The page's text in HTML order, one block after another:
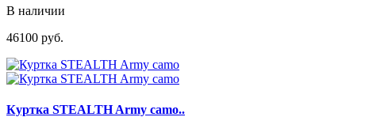
В наличии
46100 руб.
Куртка STEALTH Army camo..